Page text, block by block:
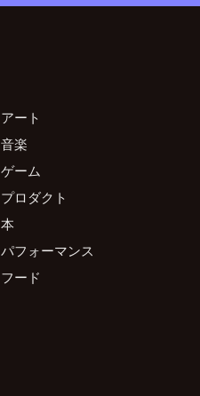
アート
音楽
ゲーム
プロダクト
本
パフォーマンス
フード